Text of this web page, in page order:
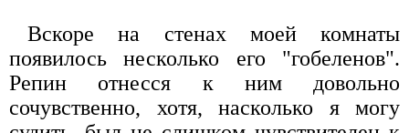
Вскоре на стенах моей комнаты
появилось несколько его "гобеленов".
Репин отнесся к ним довольно
сочувственно, хотя, насколько я могу